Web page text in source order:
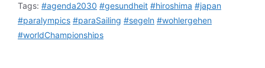
Tags: #agenda2030 #gesundheit #hiroshima #japan
#paralympics #paraSailing #segeln #wohlergehen
#worldChampionships